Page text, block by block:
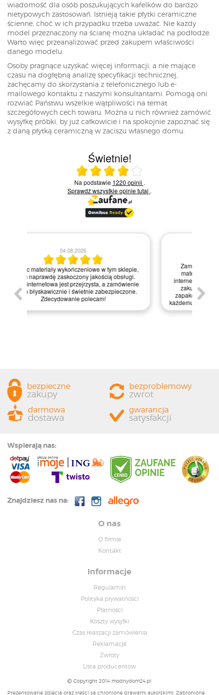
wiadomość dla osób poszukujących kafelków do bardzo
nietypowych zastosowań. Istnieją takie płytki ceramiczne
ścienne, choć w ich przypadku trzeba uważać. Nie każdy
model przeznaczony na ścianę można układać na podłodze.
Warto więc przeanalizować przed zakupem właściwości
danego modelu.
Osoby pragnące uzyskać więcej informacji, a nie mające
czasu na dogłębną analizę specyfikacji technicznej,
zachęcamy do skorzystania z telefonicznego lub e-
mailowego kontaktu z naszymi konsultantami. Pomogą oni
rozwiać Państwu wszelkie wątpliwości na temat
szczegółowych cech towaru. Można u nich również zamówić
wysyłkę próbki, by już całkowicie i na spokojnie zapoznać się
z daną płytką ceramiczną w zaciszu własnego domu.
Świetnie!
Ocena średnia 4 na 5
Na podstawie 1220 opinii .
Sprawdź wszystkie opinietutaj .
Zamówienie zrealizowane błyskawicznie, a
materiały dotarły w idealnym stanie. Strona
internetowa jest bardzo intuicyjna, co ułatwiło mi
zakupy, a dodatkowo paczka była starannie
zapakowana. Zdecydowanie polecam ten sklep
każdemu, kto szuka jakości i profesjonalnej obsługi!
bezpieczne
zakupy
bezproblemowy
zwrot
darmowa
dostawa
gwarancja
satysfakcji
Wspierają nas:
Znajdziesz nas na:
O nas
O firmie
Kontakt
Informacje
Regulamin
Polityka prywatnosci
Płatności
Koszty wysyłki
Czas realizacji zamówienia
Reklamacje
Zwroty
Lista producentow
Copyright 2014 modnydom24.pl
Prezentowane zdjęcia oraz treści są chronione prawami autorskimi. Zabronione